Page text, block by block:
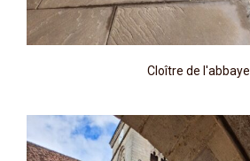
Cloître de l'abbaye